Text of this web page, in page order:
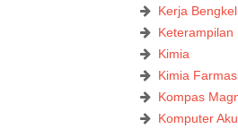
Kerja
Keterampilan
Kimia
Kimia
Kompas
Komputer